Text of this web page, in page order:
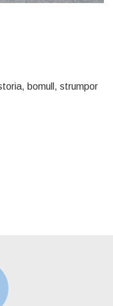
bomull, strumpor